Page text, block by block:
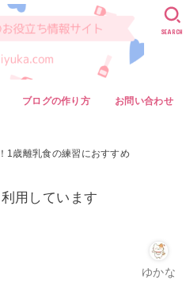
ブログの作り方 お問い合わせ
SEARCH
1歳離乳食の練習におすすめ
用しています
ゆかな